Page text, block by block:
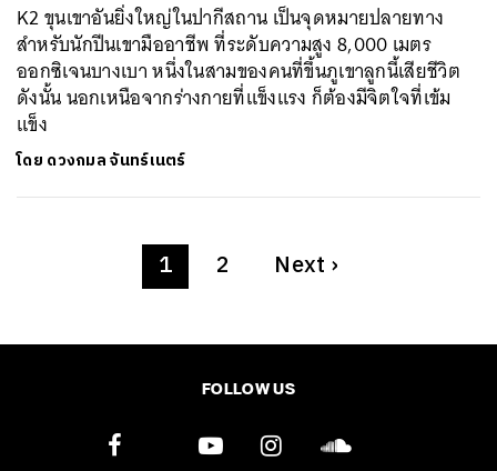
K2 ขุนเขาอันยิ่งใหญ่ในปากีสถาน เป็นจุดหมายปลายทาง
สำหรับนักปีนเขามืออาชีพ ที่ระดับความสูง 8,000 เมตร
ออกซิเจนบางเบา หนึ่งในสามของคนที่ขึ้นภูเขาลูกนี้เสียชีวิต
ดังนั้น นอกเหนือจากร่างกายที่แข็งแรง ก็ต้องมีจิตใจที่เข้ม
แข็ง
โดย ดวงกมล จันทร์เนตร์
1 2 Next ›
FOLLOW US